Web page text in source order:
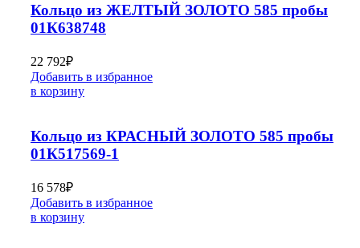
Кольцо из ЖЕЛТЫЙ ЗОЛОТО 585 пробы
01К638748
22 792₽
Добавить в избранное
в корзину
Кольцо из КРАСНЫЙ ЗОЛОТО 585 пробы
01К517569-1
16 578₽
Добавить в избранное
в корзину